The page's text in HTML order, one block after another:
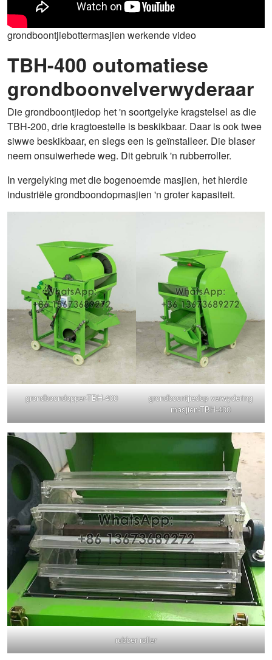
grondboontjiebottermasjien werkende video
TBH-400 outomatiese
grondboonvelverwyderaar
Die grondboontjiedop het 'n soortgelyke kragstelsel as die
TBH-200, drie kragtoestelle is beskikbaar. Daar is ook twee
siwwe beskikbaar, en slegs een is geïnstalleer. Die blaser
neem onsuiwerhede weg. Dit gebruik 'n rubberroller.
In vergelyking met die bogenoemde masjien, het hierdie
industriële grondboondopmasjien 'n groter kapasiteit.
grondboondopper-TBH-400
grondboontjiedop verwydering
masjien-TBH-400
rubber roller